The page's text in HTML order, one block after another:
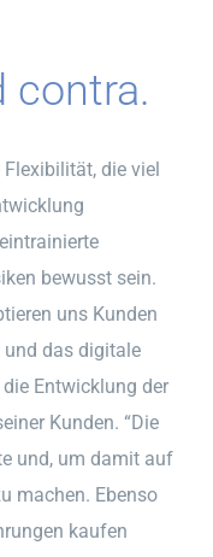
contra.
die viel
bewusst sein.
uns Kunden
das digitale
Entwicklung der
Kunden. “Die
und, um damit auf
machen. Ebenso
kaufen